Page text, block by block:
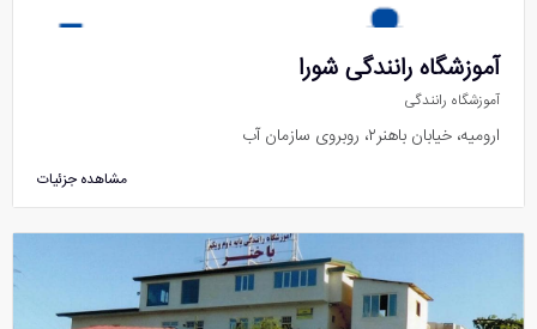
آموزشگاه رانندگی شورا
آموزشگاه رانندگی
ارومیه، خیابان باهنر۲، روبروی سازمان آب
مشاهده جزئیات